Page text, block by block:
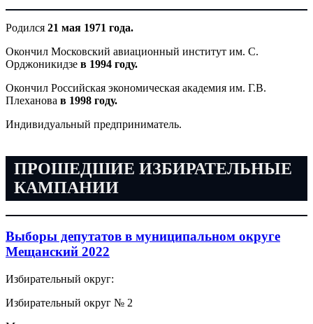
Родился 21 мая 1971 года.
Окончил Московский авиационный институт им. С.
Орджоникидзе в 1994 году.
Окончил Российская экономическая академия им. Г.В.
Плеханова в 1998 году.
Индивидуальный предприниматель.
ПРОШЕДШИЕ ИЗБИРАТЕЛЬНЫЕ
КАМПАНИИ
Выборы депутатов в муниципальном округе
Мещанский 2022
Избирательный округ:
Избирательный округ № 2